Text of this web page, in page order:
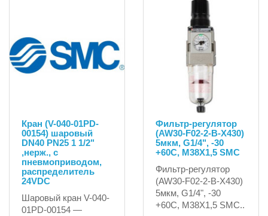
Кран (V-040-01PD-
00154) шаровый
DN40 PN25 1 1/2"
,нерж., c
пневмоприводом,
распределитель
24VDC
Шаровый кран V-040-
01PD-00154 —
Фильтр-регулятор
(AW30-F02-2-B-X430)
5мкм, G1/4", -30
+60C, М38X1,5 SMC
Фильтр-регулятор
(AW30-F02-2-B-X430)
5мкм, G1/4", -30
+60C, М38X1,5 SMC..